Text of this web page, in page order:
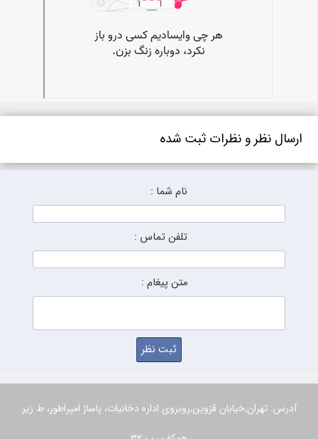
ارسال نظر و نظرات ثبت شده
نام شما :
تلفن تماس :
متن پیغام :
آدرس: تهران,خیابان قزوین,روبروی اداره دخانیات، پاساژ امپراطور، ط زیر